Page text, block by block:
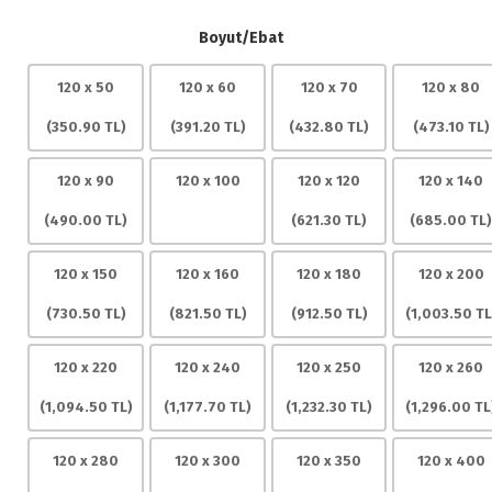
Boyut/Ebat
120 x 50
(350.90 TL)
120 x 60
(391.20 TL)
120 x 70
(432.80 TL)
120 x 80
(473.10 TL)
120 x 90
(490.00 TL)
120 x 100 120 x 120
(621.30 TL)
120 x 140
(685.00 TL)
120 x 150
(730.50 TL)
120 x 160
(821.50 TL)
120 x 180
(912.50 TL)
120 x 200
(1,003.50
120 x 220
(1,094.50 TL)
120 x 240
(1,177.70 TL)
120 x 250
(1,232.30 TL)
120 x 260
(1,296.00
120 x 280 120 x 300 120 x 350 120 x 400